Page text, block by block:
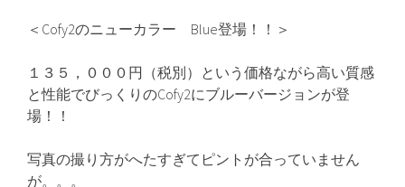
＜Cofy2のニューカラー Blue登場！！＞
１３５，０００円（税別）という価格ながら高い質感
と性能でびっくりのCofy2にブルーバージョンが登
場！！
写真の撮り方がへたすぎてピントが合っていません
が。。。